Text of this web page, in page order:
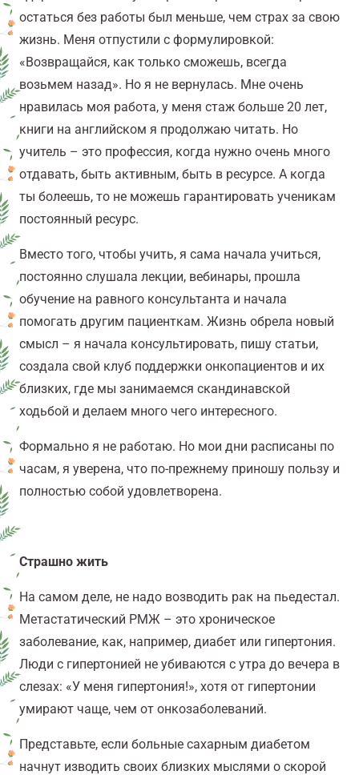
остаться без работы был меньше, чем страх за свою
жизнь. Меня отпустили с формулировкой:
«Возвращайся, как только сможешь, всегда
возьмем назад». Но я не вернулась. Мне очень
нравилась моя работа, у меня стаж больше 20 лет,
книги на английском я продолжаю читать. Но
учитель – это профессия, когда нужно очень много
отдавать, быть активным, быть в ресурсе. А когда
ты болеешь, то не можешь гарантировать ученикам
постоянный ресурс.
Вместо того, чтобы учить, я сама начала учиться,
постоянно слушала лекции, вебинары, прошла
обучение на равного консультанта и начала
помогать другим пациенткам. Жизнь обрела новый
смысл – я начала консультировать, пишу статьи,
создала свой клуб поддержки онкопациентов и их
близких, где мы занимаемся скандинавской
ходьбой и делаем много чего интересного.
Формально я не работаю. Но мои дни расписаны по
часам, я уверена, что по-прежнему приношу пользу и
полностью собой удовлетворена.
Страшно жить
На самом деле, не надо возводить рак на пьедестал.
Метастатический РМЖ – это хроническое
заболевание, как, например, диабет или гипертония.
Люди с гипертонией не убиваются с утра до вечера в
слезах: «У меня гипертония!», хотя от гипертонии
умирают чаще, чем от онкозаболеваний.
Представьте, если больные сахарным диабетом
начнут изводить своих близких мыслями о скорой